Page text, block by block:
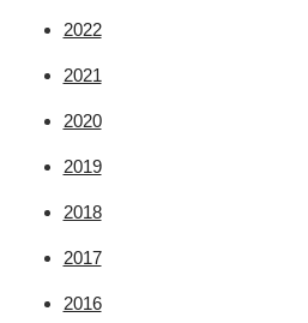
2022
2021
2020
2019
2018
2017
2016